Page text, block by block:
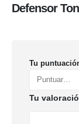
Defensor
Tu
Tu